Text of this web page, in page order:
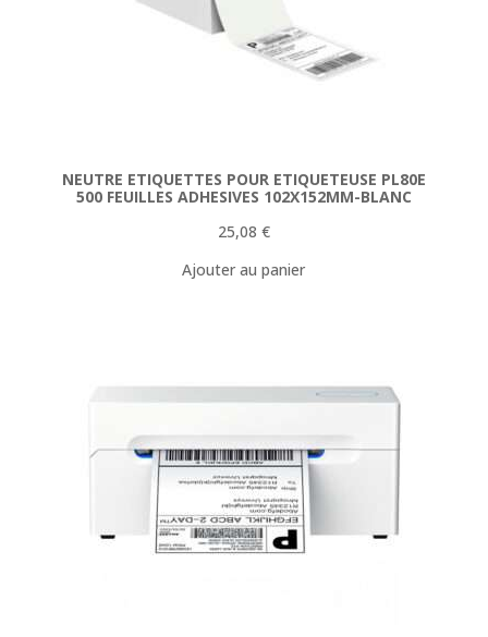
NEUTRE ETIQUETTES POUR ETIQUETEUSE PL80E
500 FEUILLES ADHESIVES 102X152MM-BLANC
25,08 €
Ajouter au panier